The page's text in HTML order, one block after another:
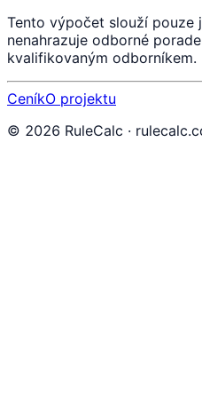
Tento výpočet slouží pouze
nenahrazuje odborné
kvalifikovaným odborníkem.
CeníkO projektu
© 2026 RuleCalc ·